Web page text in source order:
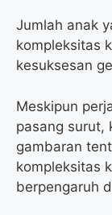
Jumlah anak
kompleksitas
kesuksesan
Meskipun
pasang surut,
gambaran
kompleksitas
berpengaruh